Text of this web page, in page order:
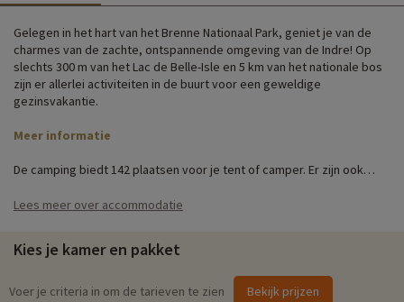
Gelegen in het hart van het Brenne Nationaal Park, geniet je van de
charmes van de zachte, ontspannende omgeving van de Indre! Op
slechts 300 m van het Lac de Belle-Isle en 5 km van het nationale bos
zijn er allerlei activiteiten in de buurt voor een geweldige
gezinsvakantie.
Meer informatie
De camping biedt 142 plaatsen voor je tent of camper. Er zijn ook
caravans. Je kunt gebruikmaken van hun volledig uitgeruste keukens
Lees meer over accommodatie
Kies je kamer en pakket
Voer je criteria in om de tarieven te zien Bekijk prijzen